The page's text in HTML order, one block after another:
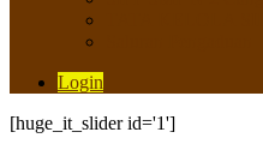
Login
[huge_it_slider id='1']